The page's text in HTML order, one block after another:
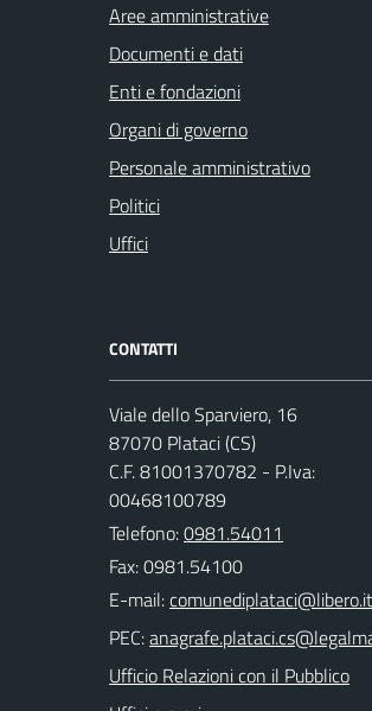
Aree amministrative
Documenti e dati
Enti e fondazioni
Organi di governo
Personale amministrativo
Politici
Uffici
CONTATTI
Viale dello Sparviero, 16
87070 Plataci (CS)
C.F. 81001370782 - P.Iva:
00468100789
Telefono:0981.54011
Fax: 0981.54100
E-mail:
PEC:
Ufficio Relazioni con il Pubblico